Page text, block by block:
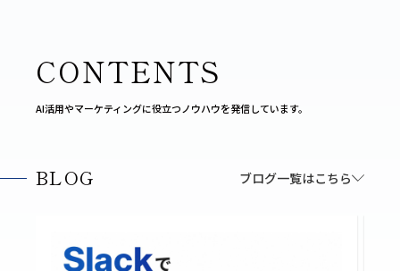
CONTENTS
AI活用やマーケティングに役立つノウハウを発信しています。
BLOG ブログ一覧はこちら